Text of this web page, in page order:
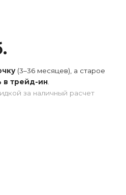
(3–36 месяцев), а старое
в трейд-ин
за наличный расчет